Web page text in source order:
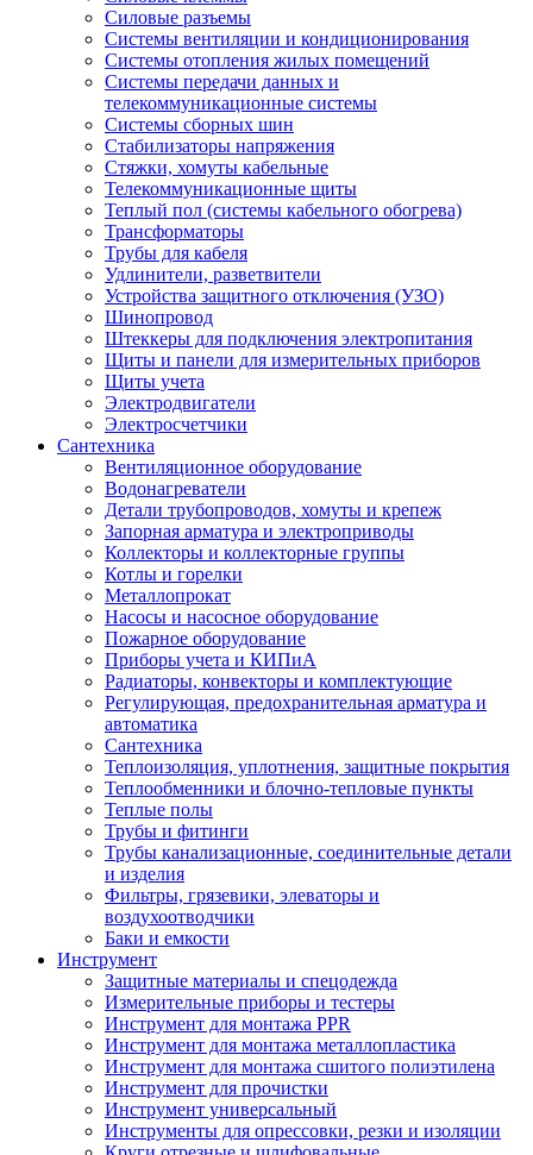
Силовые разъемы
Системы вентиляции и кондиционирования
Системы отопления жилых помещений
Системы передачи данных и
телекоммуникационные системы
Системы сборных шин
Стабилизаторы напряжения
Стяжки, хомуты кабельные
Телекоммуникационные щиты
Теплый пол (системы кабельного обогрева)
Трансформаторы
Трубы для кабеля
Удлинители, разветвители
Устройства защитного отключения (УЗО)
Шинопровод
Штеккеры для подключения электропитания
Щиты и панели для измерительных приборов
Щиты учета
Электродвигатели
Электросчетчики
Сантехника
Вентиляционное оборудование
Водонагреватели
Детали трубопроводов, хомуты и крепеж
Запорная арматура и электроприводы
Коллекторы и коллекторные группы
Котлы и горелки
Металлопрокат
Насосы и насосное оборудование
Пожарное оборудование
Приборы учета и КИПиА
Радиаторы, конвекторы и комплектующие
Регулирующая, предохранительная арматура и
автоматика
Сантехника
Теплоизоляция, уплотнения, защитные покрытия
Теплообменники и блочно-тепловые пункты
Теплые полы
Трубы и фитинги
Трубы канализационные, соединительные детали
и изделия
Фильтры, грязевики, элеваторы и
воздухоотводчики
Баки и емкости
Инструмент
Защитные материалы и спецодежда
Измерительные приборы и тестеры
Инструмент для монтажа PPR
Инструмент для монтажа металлопластика
Инструмент для монтажа сшитого полиэтилена
Инструмент для прочистки
Инструмент универсальный
Инструменты для опрессовки, резки и изоляции